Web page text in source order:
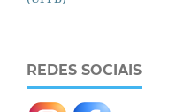
REDES SOCIAIS